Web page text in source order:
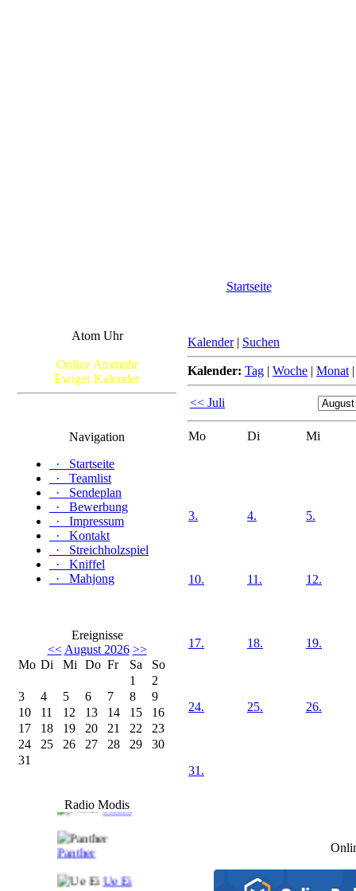
Startseite
Atom Uhr
Online Atomuhr
Ewiger Kalender
Navigation
·
Startseite
·
Teamlist
·
Sendeplan
·
Bewerbung
·
Impressum
·
Kontakt
·
Streichholzspiel
·
Kniffel
·
Mahjong
Ereignisse
<< August 2026 >>
Mo Di Mi Do Fr Sa
So
1
2
3
4 5 6 7 8
9
10
11 12 13 14 15
16
17
18 19 20 21 22
23
24
25 26 27 28 29
30
31
Radio Modis
Frank
Panther
Ue Ei
Kalender | Suchen
Kalender: Tag | Woche | Monat
<< Juli
Mo Di Mi
3. 4. 5.
10. 11. 12.
17. 18. 19.
24. 25. 26.
31.